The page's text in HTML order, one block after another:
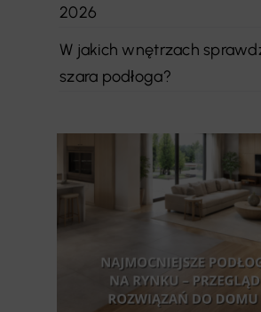
2026
W jakich wnętrzach
szara podłoga?